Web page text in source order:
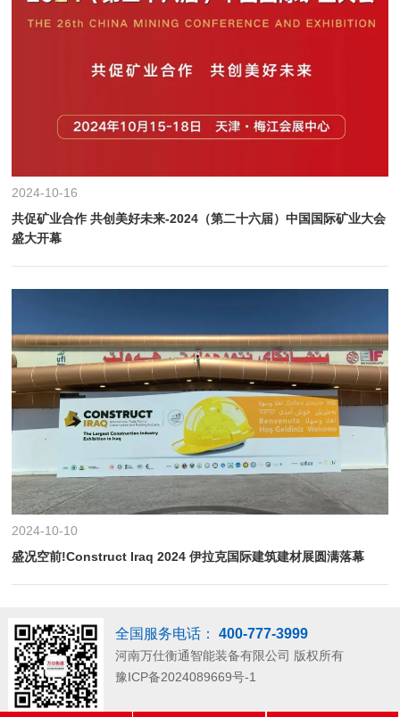
2024-10-16
共促矿业合作 共创美好未来-2024（第二十六届）中国国际矿业大会
盛大开幕
2024-10-10
盛况空前!Construct Iraq 2024 伊拉克国际建筑建材展圆满落幕
全国服务电话： 400-777-3999
河南万仕衡通智能装备有限公司
版权所有
豫ICP备2024089669号-1